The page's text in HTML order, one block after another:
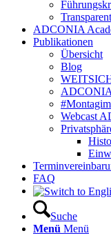
ADCONIA
Publikationen
Übersicht
Blog
Webcast
FAQ
Suche
Menü Menü